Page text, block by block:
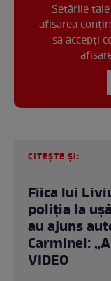
Setările
afișarea
să accepți
CITEȘTE ȘI:
Fiica lui
poliția la
au ajuns
Carminei:
VIDEO